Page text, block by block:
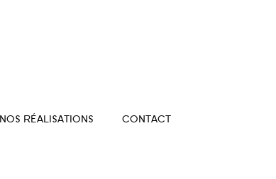
NOS RÉALISATIONS CONTACT